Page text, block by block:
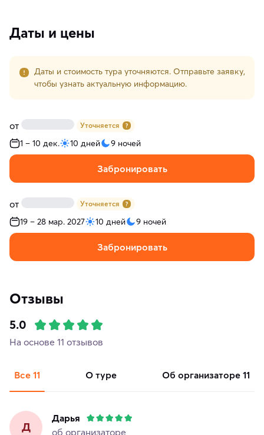
Даты и цены
Даты и стоимость тура уточняются. Отправьте заявку,
чтобы узнать актуальную информацию.
от Уточняется
1 – 10 дек. 10 дней 9 ночей
Забронировать
от Уточняется
19 – 28 мар. 2027 10 дней 9 ночей
Забронировать
Отзывы
5.0
На основе 11 отзывов
Все 11 о туре об организаторе 11
Д
Дарья
об организаторе